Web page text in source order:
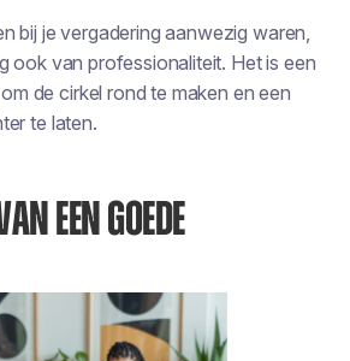
bij je vergadering aanwezig waren,
ook van professionaliteit. Het is een
de cirkel rond te maken en een
te laten.
EEN GOEDE